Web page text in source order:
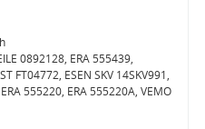
0892128, ERA 555439,
FT04772, ESEN SKV 14SKV991,
555220, ERA 555220A, VEMO